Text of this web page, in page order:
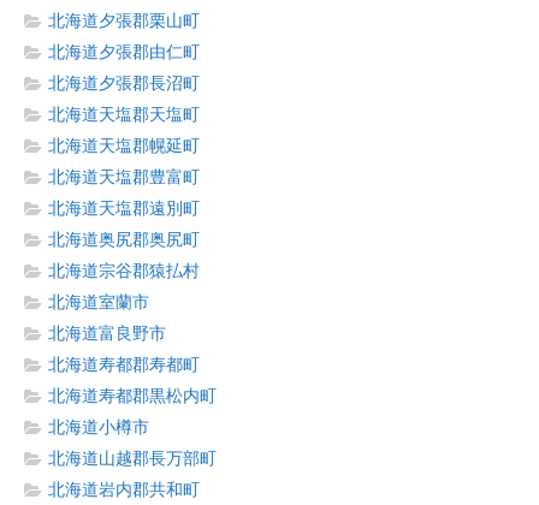
北海道夕張郡栗山町
北海道夕張郡由仁町
北海道夕張郡長沼町
北海道天塩郡天塩町
北海道天塩郡幌延町
北海道天塩郡豊富町
北海道天塩郡遠別町
北海道奥尻郡奥尻町
北海道宗谷郡猿払村
北海道室蘭市
北海道富良野市
北海道寿都郡寿都町
北海道寿都郡黒松内町
北海道小樽市
北海道山越郡長万部町
北海道岩内郡共和町